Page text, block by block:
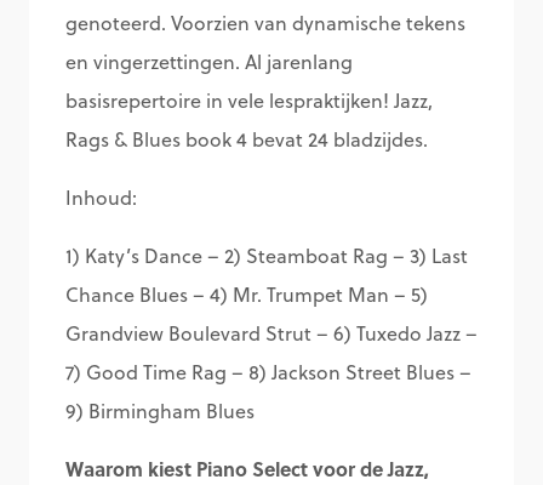
genoteerd. Voorzien van dynamische tekens
en vingerzettingen. Al jarenlang
basisrepertoire in vele lespraktijken! Jazz,
Rags & Blues book 4 bevat 24 bladzijdes.
Inhoud:
1) Katy’s Dance – 2) Steamboat Rag – 3) Last
Chance Blues – 4) Mr. Trumpet Man – 5)
Grandview Boulevard Strut – 6) Tuxedo Jazz –
7) Good Time Rag – 8) Jackson Street Blues –
9) Birmingham Blues
Waarom kiest Piano Select voor de Jazz,